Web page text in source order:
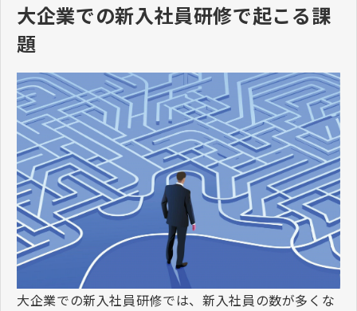
大企業での新入社員研修で起こる課
題
大企業での新入社員研修では、新入社員の数が多くな